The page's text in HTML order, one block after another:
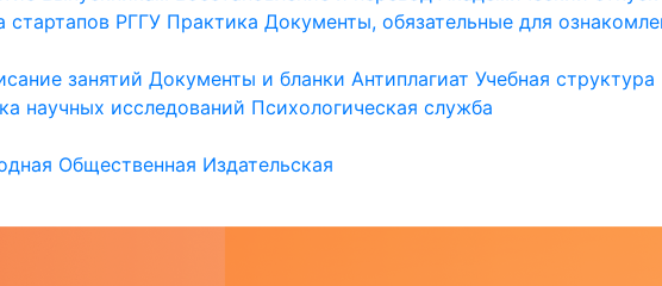
стартапов РГГУ Практика Документы, обязательные для
занятий Документы и бланки Антиплагиат Учебная структура
научных исследований Психологическая служба
Общественная Издательская